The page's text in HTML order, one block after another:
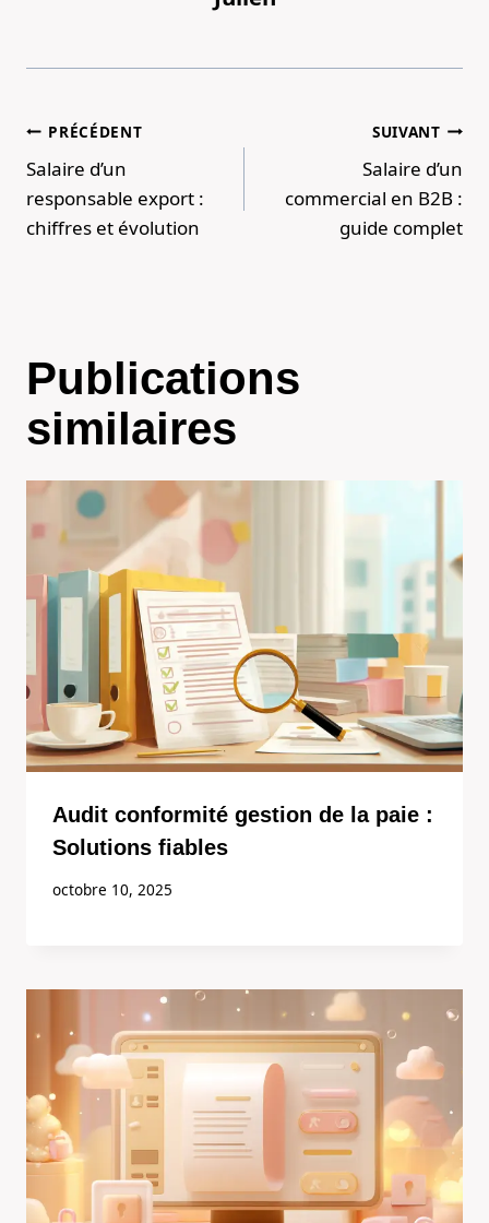
Navigation
de
l’article
PRÉCÉDENT
Salaire d’un
responsable export :
chiffres et évolution
SUIVANT
Salaire d’un
commercial en B2B :
guide complet
Publications
similaires
Audit conformité gestion de la paie :
Solutions fiables
octobre 10, 2025